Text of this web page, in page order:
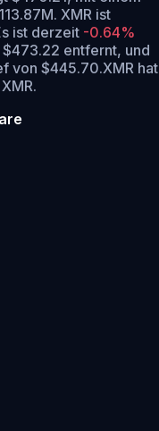
XMR ist
ist derzeit -0.64%
entfernt, und
von $445.70.XMR hat